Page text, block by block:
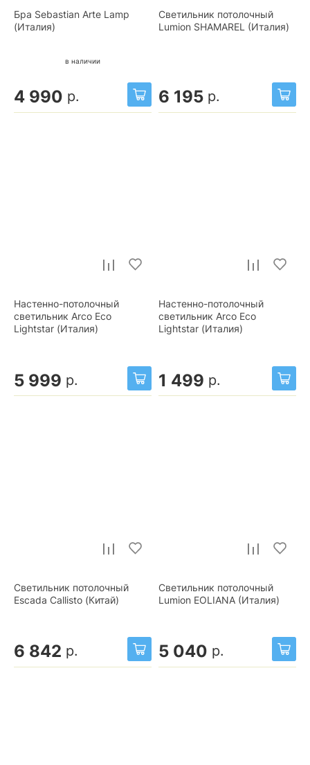
Бра Sebastian Arte Lamp
(Италия)
в наличии
4 990 р.
Светильник потолочный
Lumion SHAMAREL (Италия)
6 195 р.
Настенно-потолочный
светильник Arco Eco
Lightstar (Италия)
5 999 р.
Настенно-потолочный
светильник Arco Eco
Lightstar (Италия)
1 499 р.
Светильник потолочный
Escada Callisto (Китай)
6 842 р.
Светильник потолочный
Lumion EOLIANA (Италия)
5 040 р.